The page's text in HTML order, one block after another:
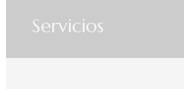
Servicios